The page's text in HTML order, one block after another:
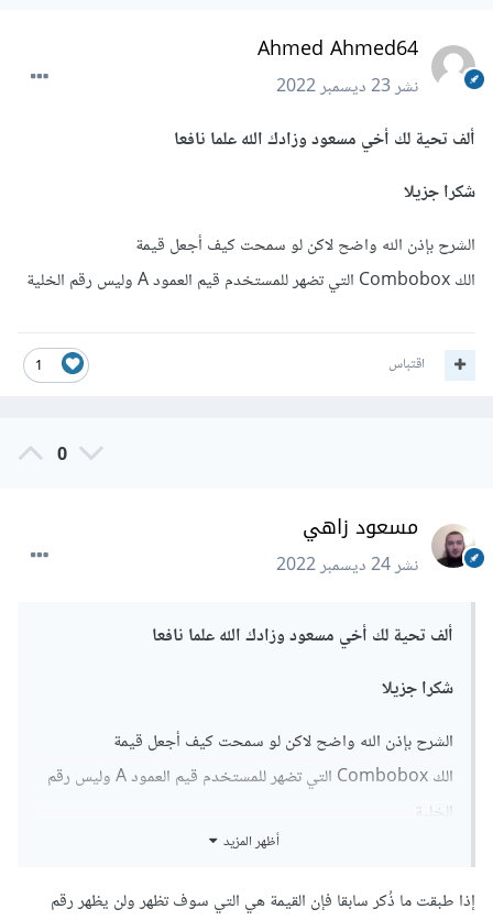
Ahmed Ahmed64
نشر23 ديسمبر 2022
ألف تحية لك أخي مسعود وزادك الله علما نافعا
شكرا جزيلا
الشرح بإذن الله واضح لاكن لو سمحت كيف أجعل قيمة
الك Combobox التي تضهر للمستخدم قيم العمود A وليس رقم الخلية
1 اقتباس
0
مسعود زاهي
نشر24 ديسمبر 2022
ألف تحية لك أخي مسعود وزادك الله علما نافعا
شكرا جزيلا
الشرح بإذن الله واضح لاكن لو سمحت كيف أجعل قيمة
الك Combobox التي تضهر للمستخدم قيم العمود A وليس رقم
الخلية
أظهر المزيد
إذا طبقت ما ذُكر سابقا فإن القيمة هي التي سوف تظهر ولن يظهر رقم